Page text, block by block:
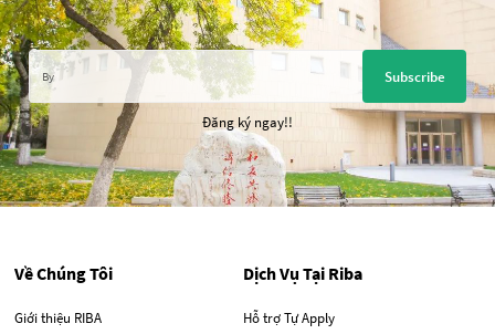
Subscribe
Đăng ký ngay!!
Về Chúng Tôi
Giới thiệu RIBA
Dịch Vụ Tại Riba
Hỗ trợ Tự Apply